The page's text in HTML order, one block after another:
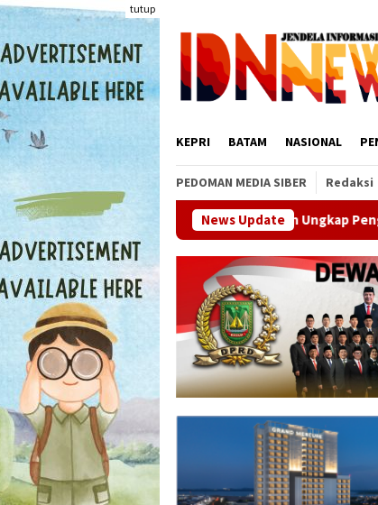
Loncat
ke
konten
tutup
KEPRI BATAM NASIONAL
PEDOMAN MEDIA SIBER Redaksi
News Update
Penelitian Ungkap Pengaruh Sosial Jadi